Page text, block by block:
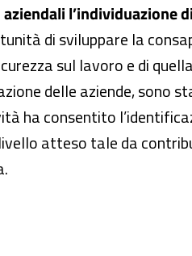
l’individuazione
di sviluppare la
sul lavoro e di
delle aziende,
ha consentito
atteso tale da